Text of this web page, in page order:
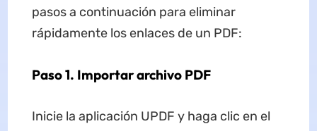
pasos a continuación para eliminar
rápidamente los enlaces de un PDF:
Paso 1. Importar archivo PDF
Inicie la aplicación UPDF y haga clic en el